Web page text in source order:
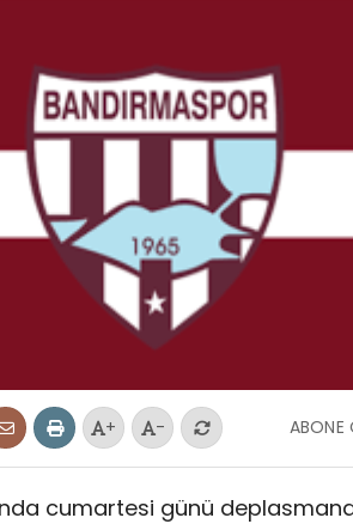
+ - ABONE
cumartesi günü